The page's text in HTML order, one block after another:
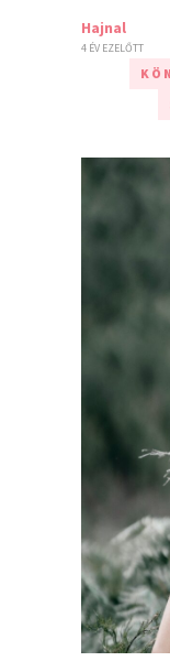
Hajnal
4 ÉV EZELŐTT